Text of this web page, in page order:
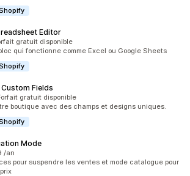
Editor
5 gratuit disponible
qui fonctionne comme Excel ou Google Sheets
Fields
5
gratuit disponible
boutique avec des champs et designs uniques.
Mode
5
/an
pour suspendre les ventes et mode catalogue pour